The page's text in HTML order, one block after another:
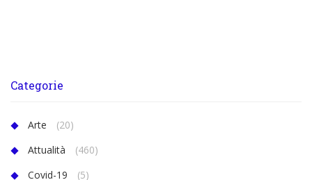
Categorie
Arte
(20)
Attualità
(460)
Covid-19
(5)